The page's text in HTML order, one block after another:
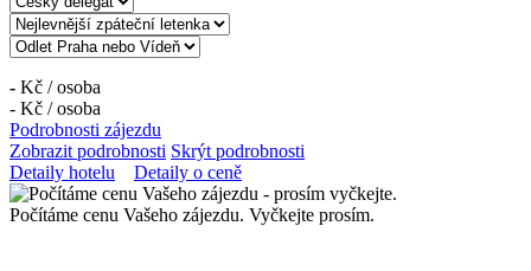
- Kč /osoba
- Kč /osoba
Podrobnosti zájezdu
Zobrazit podrobnosti Skrýt podrobnosti
Detaily hotelu
Detaily o ceně
Počítáme cenu Vašeho zájezdu. Vyčkejte prosím.